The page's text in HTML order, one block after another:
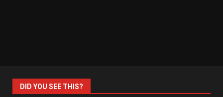
DID YOU SEE THIS?